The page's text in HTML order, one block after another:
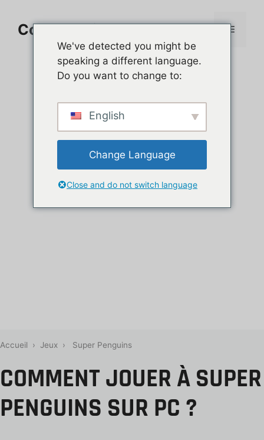
contenuComment jouer sur PC Menu
Accueil › Jeux › Super Penguins
COMMENT JOUER À SUPER
PENGUINS SUR PC ?
We've detected you might be
speaking a different language.
Do you want to change to:
English
Change Language
Close and do not switch language